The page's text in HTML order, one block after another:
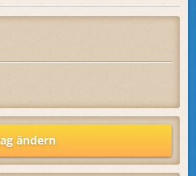
ändern